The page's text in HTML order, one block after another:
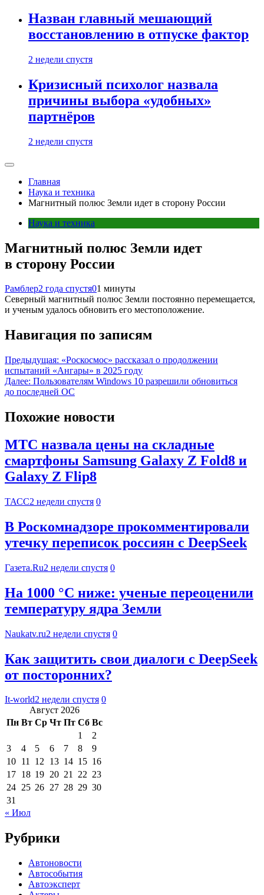
Назван главный мешающий
восстановлению в отпуске фактор
2 недели спустя
Кризисный психолог назвала
причины выбора «удобных»
партнёров
2 недели спустя
Главная
Наука и техника
Магнитный полюс Земли идет в сторону России
Наука и техника
Магнитный полюс Земли идет
в сторону России
Рамблер2 года спустя01 минуты
Северный магнитный полюс Земли постоянно перемещается,
и ученым удалось обновить его местоположение.
Навигация по записям
Предыдущая: «Роскосмос» рассказал о продолжении
испытаний «Ангары» в 2025 году
Далее: Пользователям Windows 10 разрешили обновиться
до последней ОС
Похожие новости
МТС назвала цены на складные
смартфоны Samsung Galaxy Z Fold8 и
Galaxy Z Flip8
ТАСС2 недели спустя 0
В Роскомнадзоре прокомментировали
утечку переписок россиян с DeepSeek
Газета.Ru2 недели спустя 0
На 1000 °C ниже: ученые переоценили
температуру ядра Земли
Naukatv.ru2 недели спустя 0
Как защитить свои диалоги с DeepSeek
от посторонних?
It-world2 недели спустя 0
Август 2026
Пн Вт Ср Чт Пт Сб Вс
1
2
3
4 5 6 7 8
9
10 11 12 13 14 15 16
17 18 19 20 21 22 23
24 25 26 27 28 29 30
31
« Июл
Рубрики
Автоновости
Автособытия
Автоэксперт